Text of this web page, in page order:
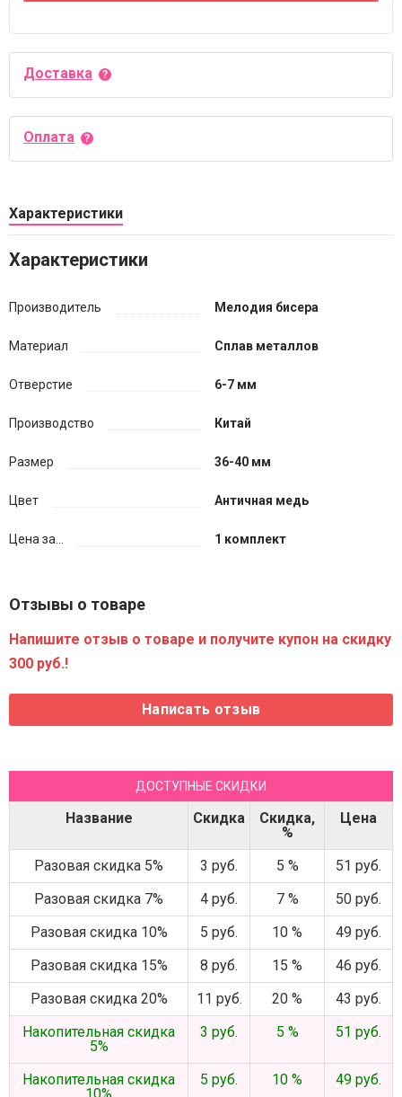
Доставка
Оплата
Характеристики
Характеристики
Производитель Мелодия бисера
Материал Сплав металлов
Отверстие 6-7 мм
Производство Китай
Размер 36-40 мм
Цвет Античная медь
Цена за... 1 комплект
Отзывы о товаре
Напишите отзыв о товаре и получите купон на скидку
300 руб.!
ДОСТУПНЫЕ СКИДКИ
Название Скидка
Скидка,
%
Цена
Разовая скидка 5% 3 руб. 5 %
51 руб.
Разовая скидка 7%
4 руб. 7 %
50 руб.
Разовая скидка 10%
5 руб. 10 %
49 руб.
Разовая скидка 15%
8 руб. 15 %
46 руб.
Разовая скидка 20%
11 руб. 20 %
43 руб.
Накопительная скидка
5%
3 руб. 5 % 51 руб.
Накопительная скидка
5 руб. 10 % 49 руб.